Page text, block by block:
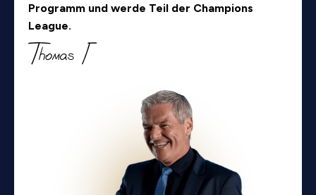
Programm und werde Teil der Champions
League.